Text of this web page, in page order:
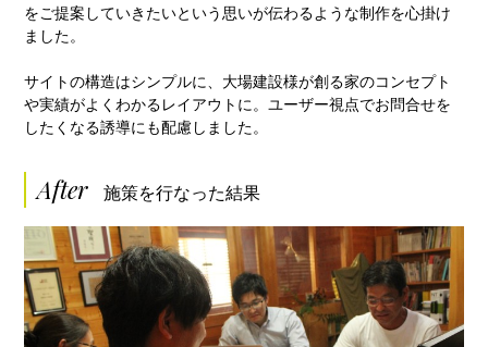
をご提案していきたいという思いが伝わるような制作を心掛け
ました。
サイトの構造はシンプルに、大場建設様が創る家のコンセプト
や実績がよくわかるレイアウトに。ユーザー視点でお問合せを
したくなる誘導にも配慮しました。
After 施策を行なった結果